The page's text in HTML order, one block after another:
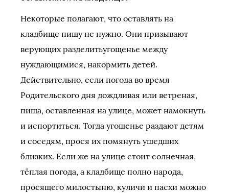
Некоторые полагают, что оставлять на
кладбище пищу не нужно. Они призывают
верующих разделитьугощенье между
нуждающимися, накормить детей.
Действительно, если погода во время
Родительского дня дождливая или ветреная,
пища, оставленная на улице, может намокнуть
и испортиться. Тогда угощенье раздают детям
и соседям, прося их помянуть ушедших
близких. Если же на улице стоит солнечная,
тёплая погода, а кладбище полно народа,
просящего милостыню, куличи и пасхи можно